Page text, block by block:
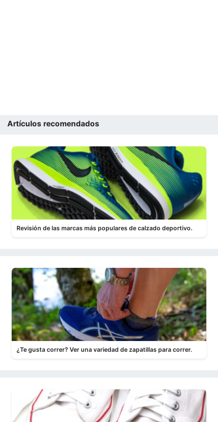
Artículos recomendados
Revisión de las marcas más populares de calzado deportivo.
¿Te gusta correr? Ver una variedad de zapatillas para correr.